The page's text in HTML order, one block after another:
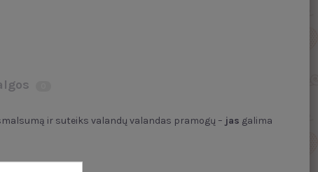
ir suteiks valandų valandas pramogų – jas galima